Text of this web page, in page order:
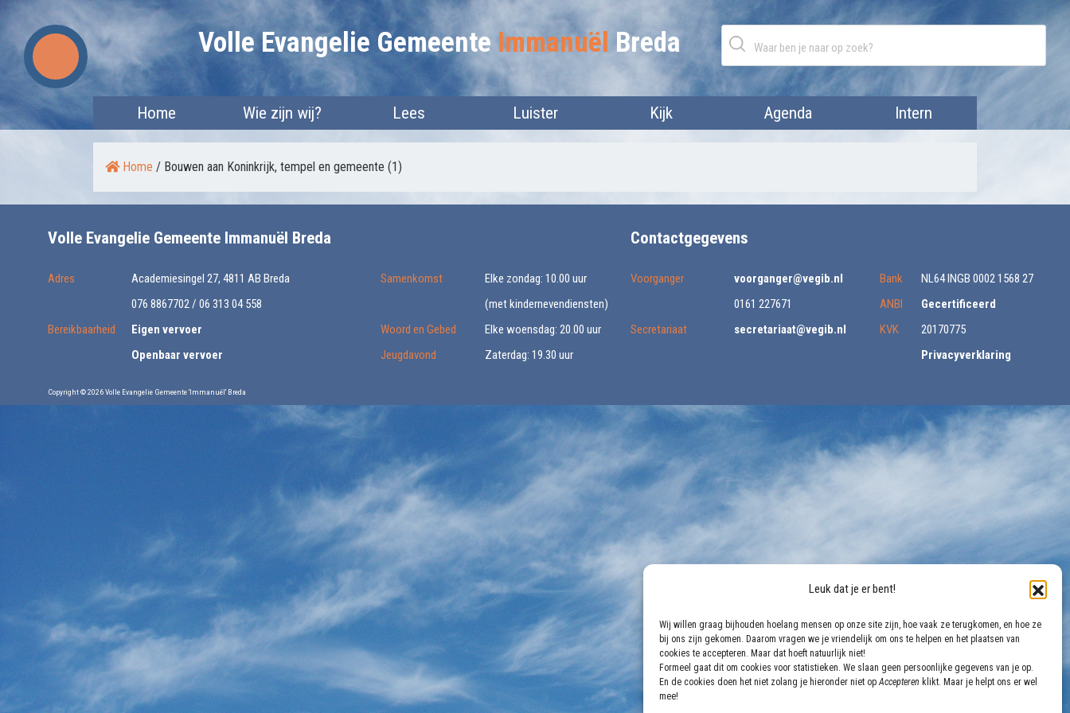
Leuk dat je er bent!
Wij willen graag bijhouden hoelang mensen op onze site zijn, hoe vaak ze terugkomen, en hoe ze
bij ons zijn gekomen. Daarom vragen we je vriendelijk om ons te helpen en het plaatsen van
cookies te accepteren. Maar dat hoeft natuurlijk niet!
Formeel gaat dit om cookies voor statistieken. We slaan geen persoonlijke gegevens van je op.
En de cookies doen het niet zolang je hieronder niet opAccepteren klikt. Maar je helpt ons er wel
mee!
Skip
to
content
Volle Evangelie Gemeente Immanuël Breda
Home Wie zijn wij? Lees Luister Kijk Agenda Intern
Home / Bouwen aan Koninkrijk, tempel en gemeente (1)
Volle Evangelie Gemeente Immanuël Breda
Adres
Academiesingel 27, 4811 AB Breda
076 8867702 / 06 313 04 558
Bereikbaarheid
Eigen vervoer
Openbaar vervoer
Samenkomst
Elke zondag: 10.00 uur
(met kindernevendiensten)
Woord en Gebed
Elke woensdag: 20.00 uur
Jeugdavond
Zaterdag: 19.30 uur
Contactgegevens
Voorganger
voorganger@vegib.nl
0161 227671
Secretariaat
secretariaat@vegib.nl
Bank
NL64 INGB 0002 1568 27
ANBI
Gecertificeerd
KVK
20170775
Privacyverklaring
Copyright © 2026 Volle Evangelie Gemeente 'Immanuël' Breda